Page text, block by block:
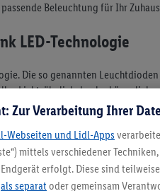
Beleuchtung für Ihr
LED-Technologie
Die so genannten
Licht, ähnlich den
Lichtleisten und LED-
werden, bietet Ihnen
in Ihren individuellen
Zur Verarbeitung Ihrer
Webseiten und Lidl-Apps
mittels verschiedener
erfolgt. Diese sind
als separat oder gemeinsam